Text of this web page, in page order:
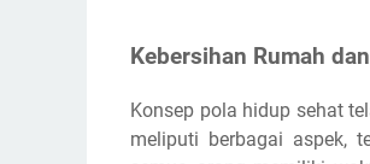
Kebersihan Rumah
Konsep pola hidup sehat
meliputi berbagai aspek,